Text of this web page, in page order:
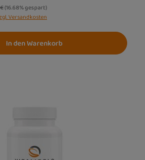
Preis:
(16.68% gespart)
Versandkosten
In den Warenkorb